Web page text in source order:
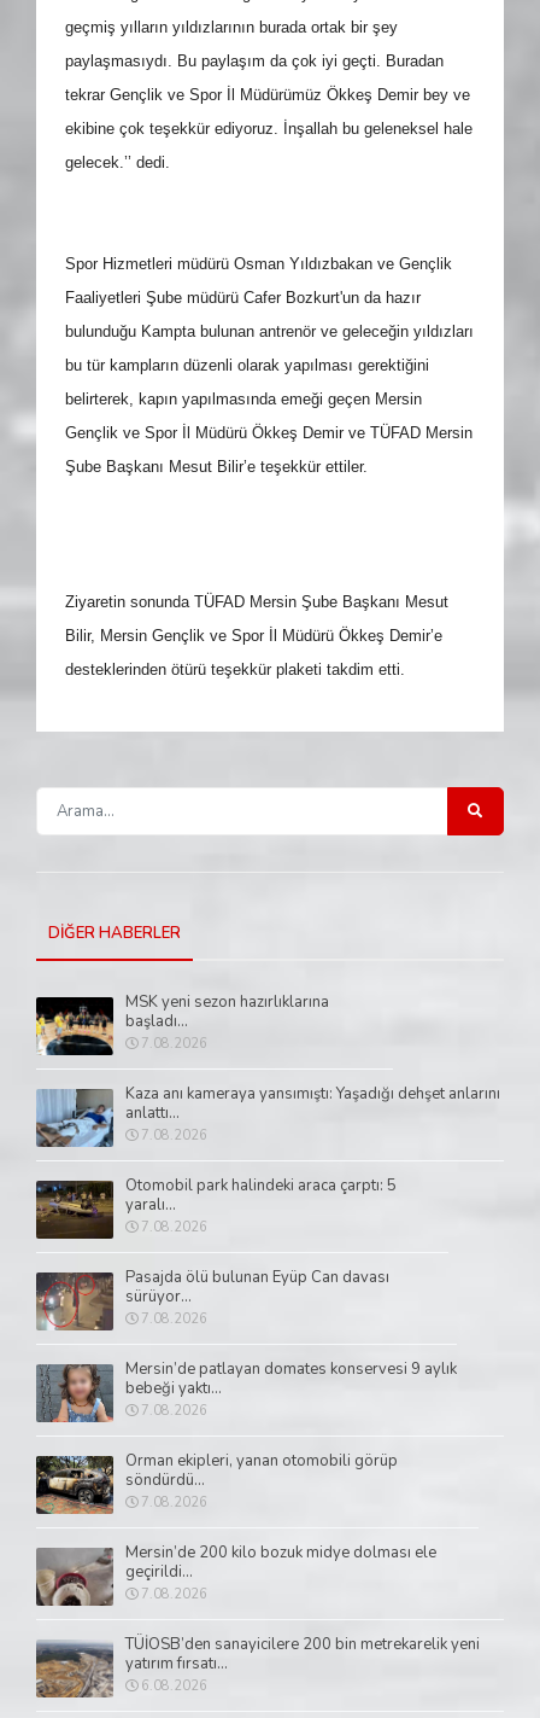
geçmiş yılların yıldızlarının burada ortak bir şey
paylaşmasıydı. Bu paylaşım da çok iyi geçti. Buradan
tekrar Gençlik ve Spor İl Müdürümüz Ökkeş Demir bey ve
ekibine çok teşekkür ediyoruz. İnşallah bu geleneksel hale
gelecek.’’ dedi.
Spor Hizmetleri müdürü Osman Yıldızbakan ve Gençlik
Faaliyetleri Şube müdürü Cafer Bozkurt'un da hazır
bulunduğu Kampta bulunan antrenör ve geleceğin yıldızları
bu tür kampların düzenli olarak yapılması gerektiğini
belirterek, kapın yapılmasında emeği geçen Mersin
Gençlik ve Spor İl Müdürü Ökkeş Demir ve TÜFAD Mersin
Şube Başkanı Mesut Bilir’e teşekkür ettiler.
Ziyaretin sonunda TÜFAD Mersin Şube Başkanı Mesut
Bilir, Mersin Gençlik ve Spor İl Müdürü Ökkeş Demir’e
desteklerinden ötürü teşekkür plaketi takdim etti.
DİĞER HABERLER
MSK yeni sezon hazırlıklarına
başladı...
7.08.2026
Kaza anı kameraya yansımıştı: Yaşadığı dehşet anlarını
anlattı...
7.08.2026
Otomobil park halindeki araca çarptı: 5
yaralı...
7.08.2026
Pasajda ölü bulunan Eyüp Can davası
sürüyor...
7.08.2026
Mersin’de patlayan domates konservesi 9 aylık
bebeği yaktı...
7.08.2026
Orman ekipleri, yanan otomobili görüp
söndürdü...
7.08.2026
Mersin’de 200 kilo bozuk midye dolması ele
geçirildi...
7.08.2026
TÜİOSB’den sanayicilere 200 bin metrekarelik yeni
yatırım fırsatı...
6.08.2026